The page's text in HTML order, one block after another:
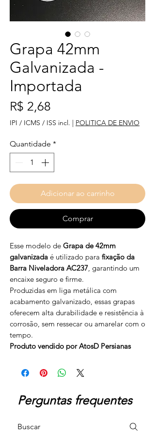
Grapa 42mm
Galvanizada -
Importada
R$ 2,68
IPI / ICMS / ISS incl. POLITICA DE ENVIO
Quantidade *
Adicionar ao carrinho
Comprar
Esse modelo de Grapa de 42mm
galvanizada é utilizado para fixação da
Barra Niveladora AC237, garantindo um
encaixe seguro e firme.
Produzidas em liga metálica com
acabamento galvanizado, essas grapas
oferecem alta durabilidade e resistência à
corrosão, sem ressecar ou amarelar com o
tempo.
Produto vendido por AtosD Persianas
Perguntas frequentes